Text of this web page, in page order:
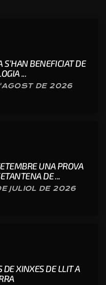
S’HAN BENEFICIAT DE
...
DE 2026
UNA PROVA
DE ...
JULIOL DE 2026
DE XINXES DE LLIT A